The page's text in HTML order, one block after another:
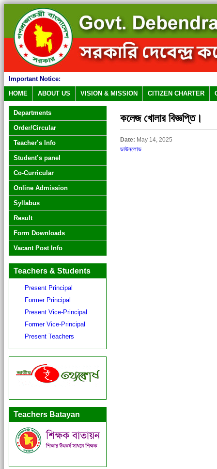
Important Notice:
HOME
ABOUT US VISION & MISSION CITIZEN CHARTER
Departments
Order/Circular
Teacher’s Info
Student’s panel
Co-Curricular
Online Admission
Syllabus
Result
Form Downloads
Vacant Post Info
Teachers & Students
Present Principal
Former Principal
Present Vice-Principal
Former Vice-Principal
Present Teachers
Teachers Batayan
কলেজ খোলার বিজ্ঞপ্তি।
Date: May 14, 2025
ডাউনলোড